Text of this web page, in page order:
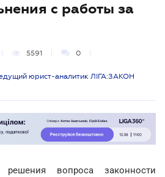
с работы за
5591 0
юрист-аналитик ЛІГА:ЗАКОН
вопроса законности